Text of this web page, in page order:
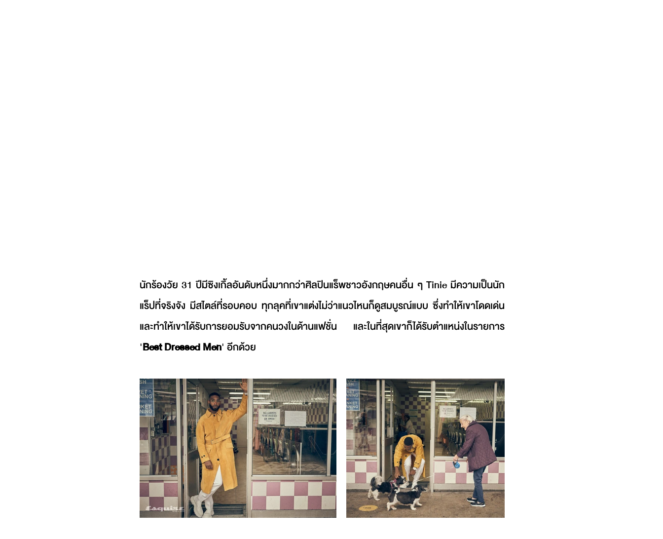
นักร้องวัย 31 ปีมีซิงเกิ้ลอันดับหนึ่งมากกว่าศิลปินแร็พชาวอังกฤษคนอื่น ๆ Tinie มีความเป็นนัก
แร็ปที่จริงจัง มีสไตล์ที่รอบคอบ ทุกลุคที่เขาแต่งไม่ว่าแนวไหนก็ดูสมบูรณ์แบบ ซึ่งทำให้เขาโดดเด่น
และทำให้เขาได้รับการยอมรับจากคนวงในด้านแฟชั่น และในที่สุดเขาก็ได้รับตำแหน่งในรายการ
'Best Dressed Men' อีกด้วย